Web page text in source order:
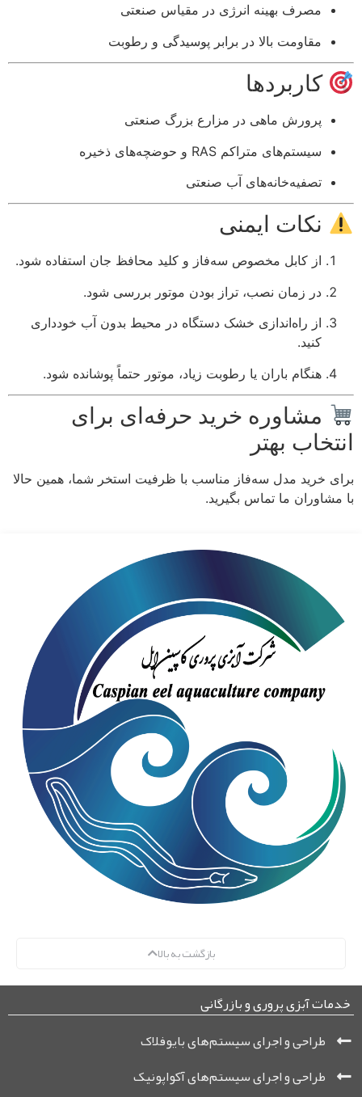
مصرف بهینه انرژی در مقیاس صنعتی
مقاومت بالا در برابر پوسیدگی و رطوبت
کاربردها
پرورش ماهی در مزارع بزرگ صنعتی
سیستم‌های متراکم RAS و حوضچه‌های ذخیره
تصفیه‌خانه‌های آب صنعتی
نکات ایمنی
از کابل مخصوص سه‌فاز و کلید محافظ جان استفاده شود.
در زمان نصب، تراز بودن موتور بررسی شود.
از راه‌اندازی خشک دستگاه در محیط بدون آب خودداری
کنید.
هنگام باران یا رطوبت زیاد، موتور حتماً پوشانده شود.
مشاوره خرید حرفه‌ای برای
انتخاب بهتر
برای خرید مدل سه‌فاز مناسب با ظرفیت استخر شما، همین حالا
با مشاوران ما تماس بگیرید.
بازگشت به بالا
خدمات آبزی پروری و بازرگانی
طراحی و اجرای سیستم‌های بایوفلاک
طراحی و اجرای سیستم‌های آکواپونیک